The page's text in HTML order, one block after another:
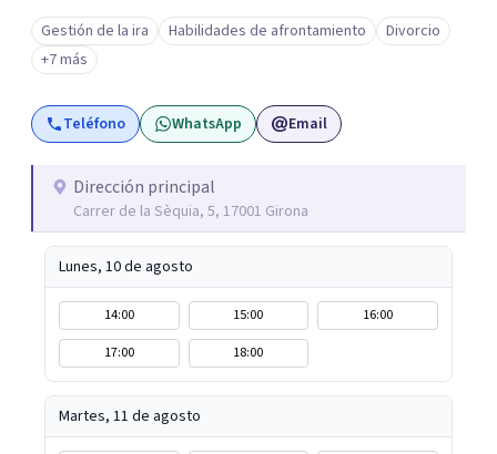
podremos ir desarrollando un bienestar que surgirá de la
integración de las diferentes partes de la persona que a lo
largo del tiempo han quedado fragmentadas.
Gestión de la ira Habilidades de afrontamiento
Divorcio
+7 más
Teléfono WhatsApp Email
Dirección principal
Carrer de la Sèquia, 5, 17001 Girona
Lunes, 10 de agosto
14:00 15:00
16:00
17:00
18:00
Martes, 11 de agosto